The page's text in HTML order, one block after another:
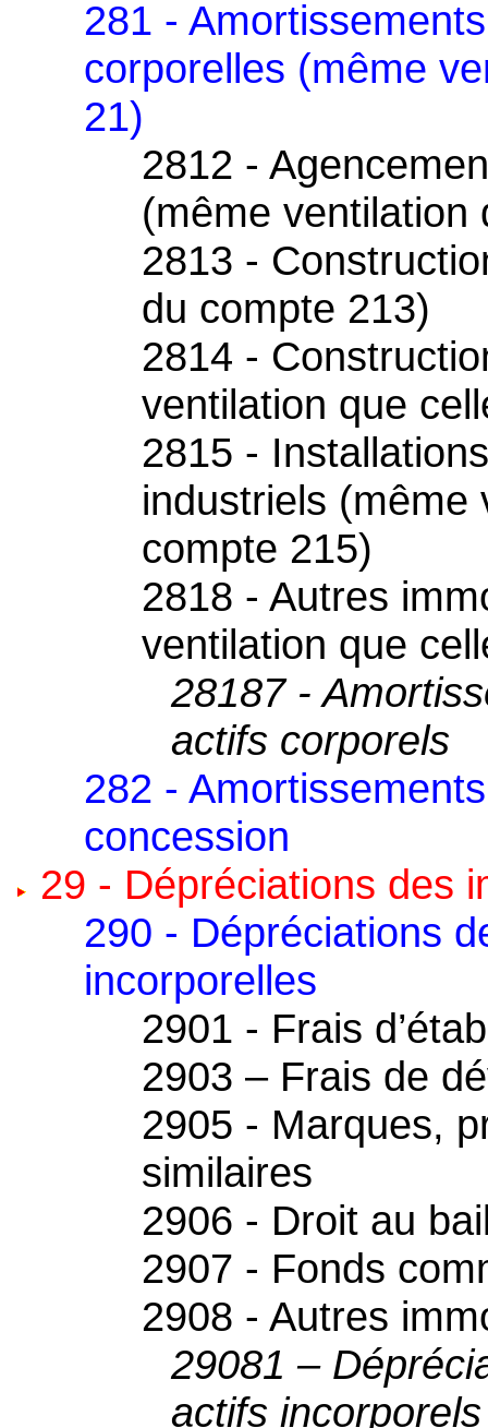
281 -
corporelles (même
21)
2812 -
(même ventilation
2813 -
du compte 213)
2814 -
ventilation que
2815 -
industriels (même
compte 215)
2818 - Autres
ventilation que
28187 -
actifs corporels
282 -
concession
29 - Dépréciations des
290 - Dépréciations
incorporelles
2901 - Frais
2903 – Frais de
2905 - Marques,
similaires
2906 - Droit au
2907 - Fonds
2908 - Autres
29081 –
actifs incorporels